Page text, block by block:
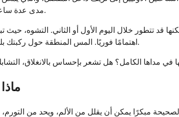
مدى عدة ساعات إلى يوم واحد يشير عادة إلى التهاب ناتج عن إصابات الأنسجة الرخوة.
قد تتطور خلال اليوم الأول أو الثاني. التشوه،
اهتمامًا فوريًا. المس المنطقة حول ركبتك بلطف بحثًا عن نقاط مؤلمة محددة، مما قد يساعد في تحديد موقع الإصابة.
في مداها الكامل؟ هل تشعر بإحساس بالانغلاق،
الصحيحة مبكرًا يمكن أن يقلل من الألم، ويحد من